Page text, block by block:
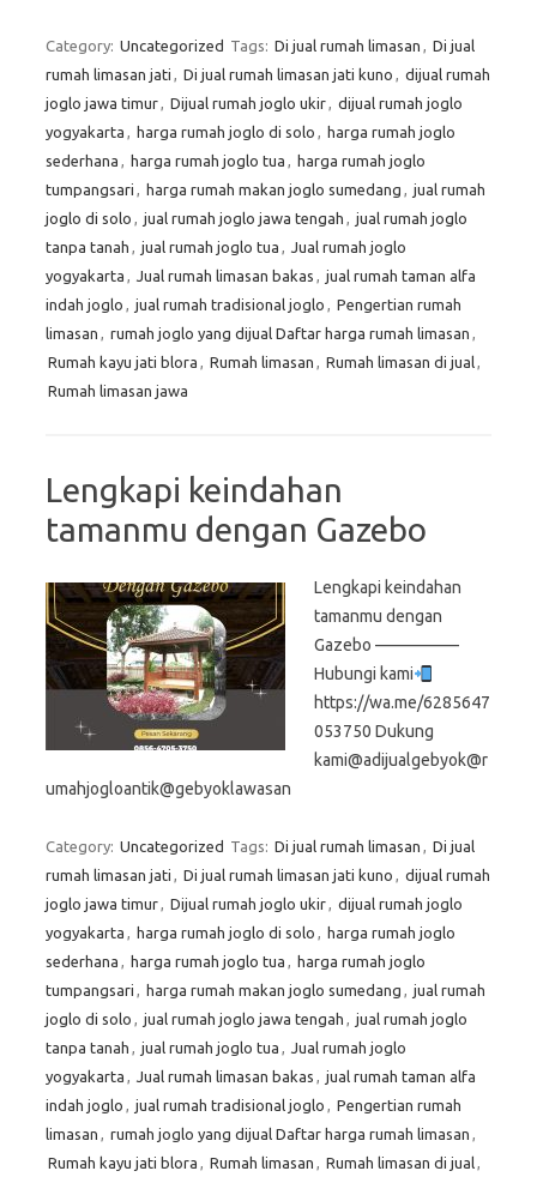
Category: Uncategorized Tags: Di jual rumah limasan , Di jual
rumah limasan jati , Di jual rumah limasan jati kuno , dijual rumah
joglo jawa timur, Dijual rumah joglo ukir, dijual rumah joglo
yogyakarta , harga rumah joglo di solo , harga rumah joglo
sederhana , harga rumah joglo tua , harga rumah joglo
tumpangsari , harga rumah makan joglo sumedang , jual rumah
joglo di solo , jual rumah joglo jawa tengah , jual rumah joglo
tanpa tanah , jual rumah joglo tua , Jual rumah joglo
yogyakarta , Jual rumah limasan bakas , jual rumah taman alfa
indah joglo , jual rumah tradisional joglo , Pengertian rumah
limasan , rumah joglo yang dijual Daftar harga rumah limasan ,
Rumah kayu jati blora , Rumah limasan , Rumah limasan di jual,
Rumah limasan jawa
Lengkapi keindahan
tamanmu dengan Gazebo
Lengkapi keindahan
tamanmu dengan
Gazebo —————
Hubungi kami
https://wa.me/6285647
053750 Dukung
kami@adijualgebyok@r
umahjogloantik@gebyoklawasan
Category: Uncategorized Tags: Di jual rumah limasan , Di jual
rumah limasan jati , Di jual rumah limasan jati kuno , dijual rumah
joglo jawa timur, Dijual rumah joglo ukir, dijual rumah joglo
yogyakarta , harga rumah joglo di solo , harga rumah joglo
sederhana , harga rumah joglo tua , harga rumah joglo
tumpangsari , harga rumah makan joglo sumedang , jual rumah
joglo di solo , jual rumah joglo jawa tengah , jual rumah joglo
tanpa tanah , jual rumah joglo tua , Jual rumah joglo
yogyakarta , Jual rumah limasan bakas , jual rumah taman alfa
indah joglo , jual rumah tradisional joglo , Pengertian rumah
limasan , rumah joglo yang dijual Daftar harga rumah limasan ,
Rumah kayu jati blora , Rumah limasan , Rumah limasan di jual,